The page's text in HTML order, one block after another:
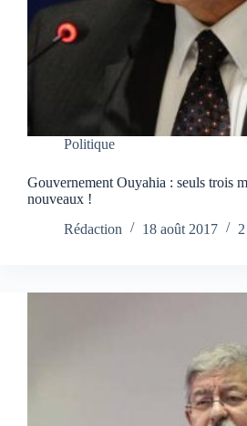
Politique
Gouvernement Ouyahia : seuls trois
nouveaux !
Rédaction
18 août 2017